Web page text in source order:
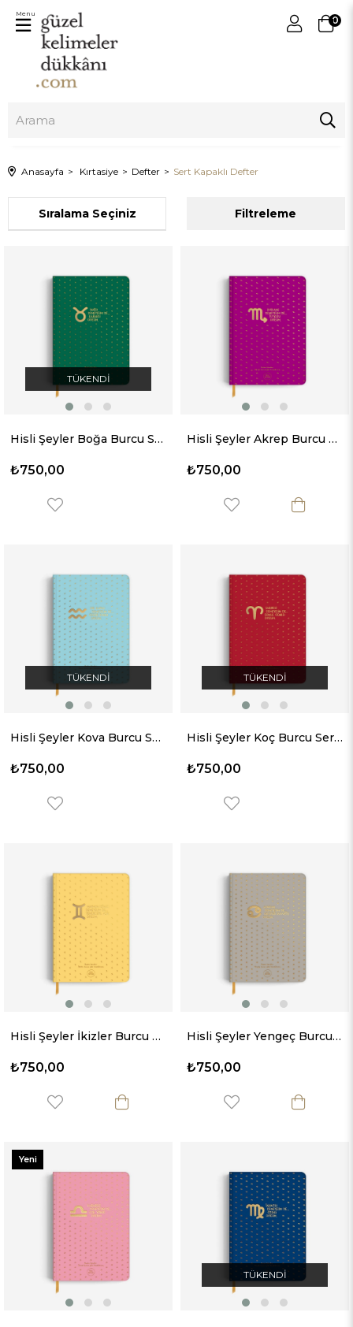
0
Menu
Anasayfa Kırtasiye Defter Sert Kapaklı Defter
Filtreleme
Sıralama
TÜKENDI
Hisli Şeyler Boğa Burcu Sert Kapaklı Defter
₺750,00
Hisli Şeyler Akrep Burcu Sert Kapaklı Defter
₺750,00
TÜKENDI
Hisli Şeyler Kova Burcu Sert Kapaklı Defter
₺750,00
TÜKENDI
Hisli Şeyler Koç Burcu Sert Kapaklı Defter
₺750,00
Hisli Şeyler İkizler Burcu Sert Kapaklı Defter
₺750,00
Hisli Şeyler Yengeç Burcu Sert Kapaklı Defter
₺750,00
Yeni
TÜKENDI